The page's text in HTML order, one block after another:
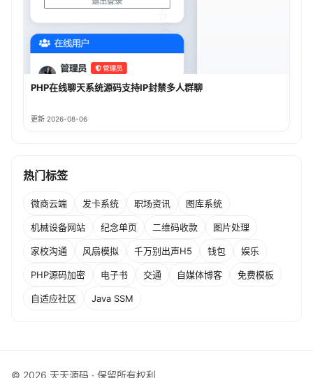
PHP在线聊天系统源码支持IP封禁多人群聊
更新 2026-08-06
热门标签
微商云端 发卡系统 职场资讯 图库系统
机械设备网站 纪念单页 二维码收款 图片处理
家校沟通 风扇模拟 千万别出声H5 钱包 娱乐
PHP源码加密 电子书 交通 自媒体博客 免费模板
自适应社区 Java SSM
© 2026 天天源码 · 保留所有权利